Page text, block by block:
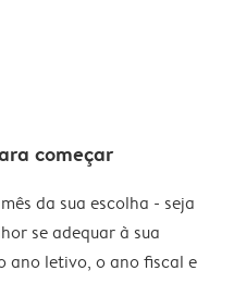
começar
da sua escolha - seja
se adequar à sua
ano letivo, o ano fiscal e